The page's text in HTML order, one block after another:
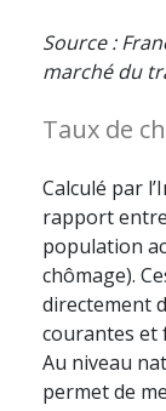
Source :
marché du
Taux de
Calculé par
rapport
population
chômage).
directement
courantes et
Au niveau
permet de